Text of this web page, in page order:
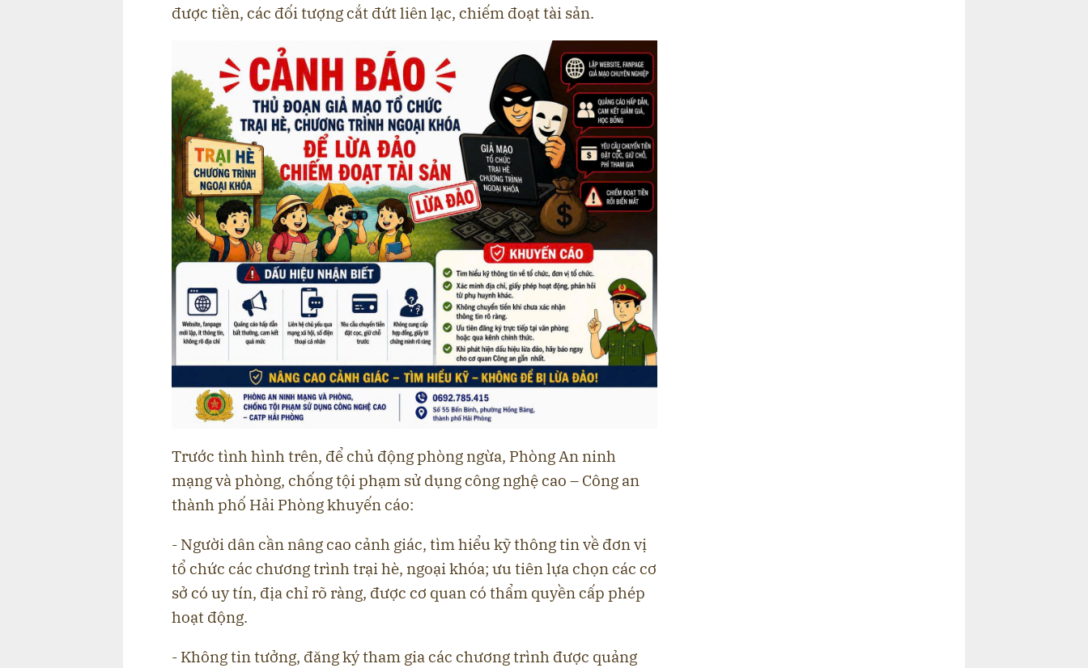
được tiền, các đối tượng cắt đứt liên lạc, chiếm đoạt tài sản.
Trước tình hình trên, để chủ động phòng ngừa, Phòng An ninh
mạng và phòng, chống tội phạm sử dụng công nghệ cao – Công an
thành phố Hải Phòng khuyến cáo:
- Người dân cần nâng cao cảnh giác, tìm hiểu kỹ thông tin về đơn vị
tổ chức các chương trình trại hè, ngoại khóa; ưu tiên lựa chọn các cơ
sở có uy tín, địa chỉ rõ ràng, được cơ quan có thẩm quyền cấp phép
hoạt động.
- Không tin tưởng, đăng ký tham gia các chương trình được quảng